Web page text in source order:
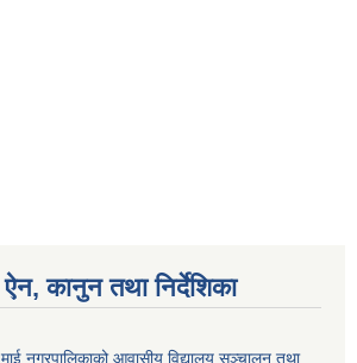
ऐन, कानुन तथा निर्देशिका
माई नगरपालिकाको आवासीय विद्यालय सञ्चालन तथा